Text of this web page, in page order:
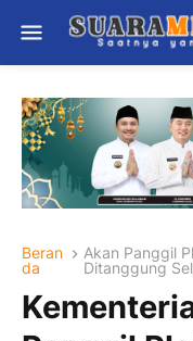
Beran
da
Akan Panggil
Ditanggung